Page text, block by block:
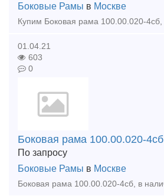
Боковые Рамы в Москве
01.04.21
603
0
Боковая рама 100.00.020-4сб
По запросу
Боковые Рамы в Москве